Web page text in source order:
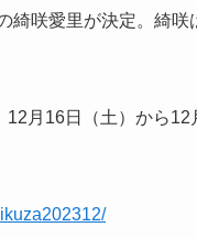
綺咲愛里が決定。綺咲
月16日（土）から12